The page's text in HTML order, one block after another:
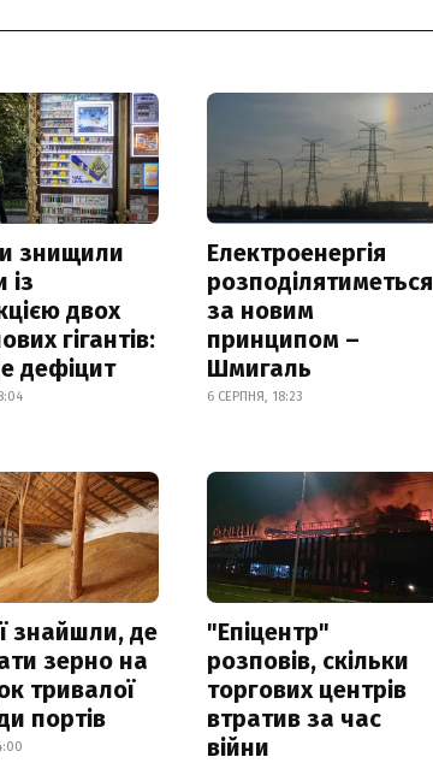
знищили
із
двох
гігантів:
дефіцит
Електроенергія
розподілятиметься
за новим
принципом –
Шмигаль
6 СЕРПНЯ, 18:23
знайшли, де
зерно на
тривалої
портів
"Епіцентр"
розповів, скільки
торгових центрів
втратив за час
війни